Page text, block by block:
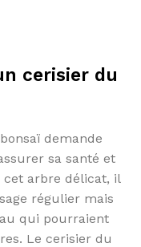
cerisier du
demande
sa santé et
cet arbre délicat, il
régulier mais
qui pourraient
Le cerisier du